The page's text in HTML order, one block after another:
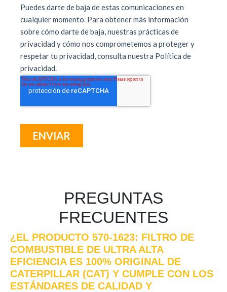
PREGUNTAS
FRECUENTES
¿EL PRODUCTO 570-1623: FILTRO DE
COMBUSTIBLE DE ULTRA ALTA
EFICIENCIA ES 100% ORIGINAL DE
CATERPILLAR (CAT) Y CUMPLE CON LOS
ESTÁNDARES DE CALIDAD Y